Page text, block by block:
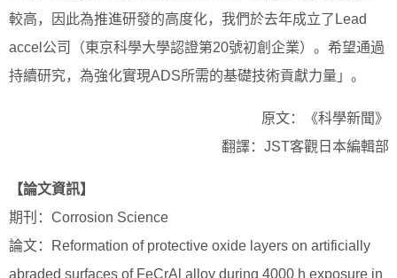
較高，因此為推進研發的高度化，我們於去年成立了Lead
accel公司（東京科學大學認證第20號初創企業）。希望通過
持續研究，為強化實現ADS所需的基礎技術貢獻力量」。
原文：《科學新聞》
翻譯：JST客觀日本編輯部
【論文資訊】
期刊：Corrosion Science
論文：Reformation of protective oxide layers on artificially
abraded surfaces of FeCrAl alloy during 4000 h exposure in